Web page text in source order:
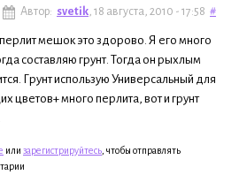
Автор: svetik, 18 августа, 2010 - 17:58 #
мешок это здорово. Я его много
составляю грунт. Тогда он рыхлым
Грунт использую Универсальный для
цветов+ много перлита, вот и грунт
или зарегистрируйтесь , чтобы отправлять